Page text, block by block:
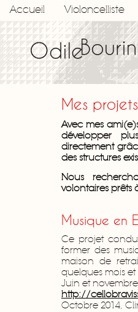
Accueil Violoncelliste
Mes
Avec mes
développer
directement
des structures
Nous
volontaires prêts
Musique en
Ce projet
former des
maison de
quelques mois
Juin et
http://
Octobre 2014,